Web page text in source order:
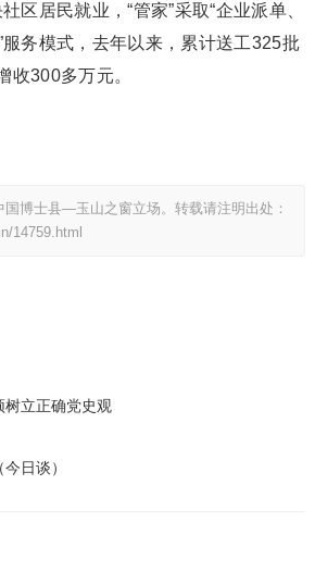
区居民就业，“管家”采取“企业派单、
服务模式，去年以来，累计送工325批
收300多万元。
博士县—玉山之窗立场。转载请注明出处：
14759.html
立正确党史观
日谈）